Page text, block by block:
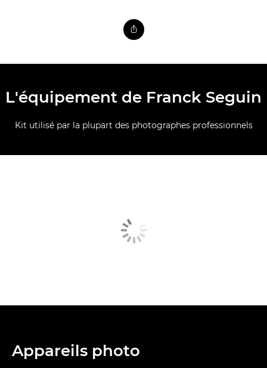
L'équipement de Franck Seguin
Kit utilisé par la plupart des photographes professionnels
Appareils photo